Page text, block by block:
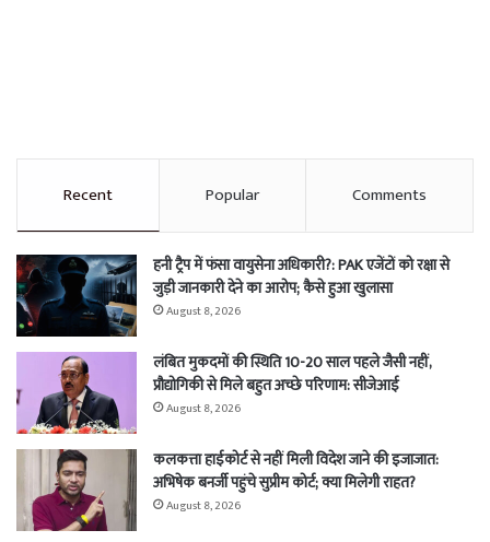
Recent Popular Comments
हनी ट्रैप में फंसा वायुसेना अधिकारी?: PAK एजेंटों को रक्षा से
जुड़ी जानकारी देने का आरोप; कैसे हुआ खुलासा
August 8, 2026
लंबित मुकदमों की स्थिति 10-20 साल पहले जैसी नहीं,
प्रौद्योगिकी से मिले बहुत अच्छे परिणाम: सीजेआई
August 8, 2026
कलकत्ता हाईकोर्ट से नहीं मिली विदेश जाने की इजाजात:
अभिषेक बनर्जी पहुंचे सुप्रीम कोर्ट; क्या मिलेगी राहत?
August 8, 2026